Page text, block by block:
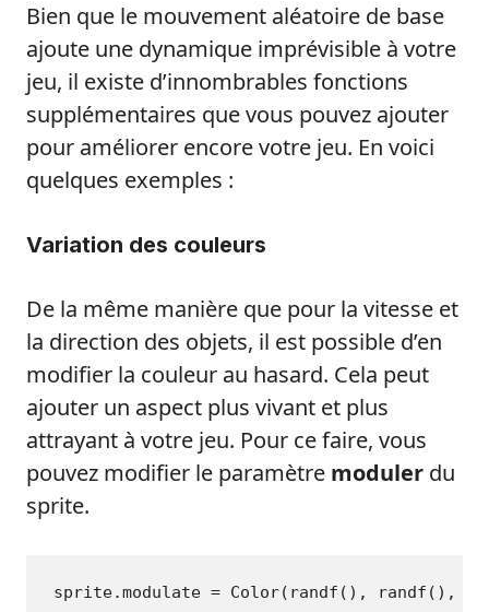
Bien que le mouvement aléatoire de base
ajoute une dynamique imprévisible à votre
jeu, il existe d’innombrables fonctions
supplémentaires que vous pouvez ajouter
pour améliorer encore votre jeu. En voici
quelques exemples :
Variation des couleurs
De la même manière que pour la vitesse et
la direction des objets, il est possible d’en
modifier la couleur au hasard. Cela peut
ajouter un aspect plus vivant et plus
attrayant à votre jeu. Pour ce faire, vous
pouvez modifier le paramètre moduler du
sprite.
sprite.modulate = Color(randf(), randf(),